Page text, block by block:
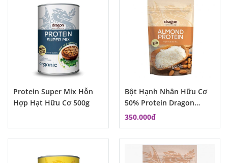
Protein Super Mix Hỗn
Hợp Hạt Hữu Cơ 500g
Bột Hạnh Nhân Hữu Cơ
50% Protein Dragon
Superfood
350.000đ